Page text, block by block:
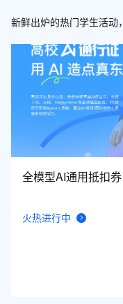
新鲜出炉的热门学生活动
全模型AI通用抵扣
火热进行中